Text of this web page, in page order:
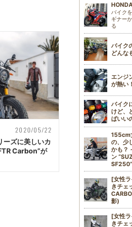
2020/05/22
ズに美しいカ
Carbon”が
バイク
ギナー
る
バイク
どんな
エンジ
が熱い
バイク
けど、
ばいい
155cm
の、少
かも？
ン
SF250”
[女性
きチェ
影)
[女性
きチェ